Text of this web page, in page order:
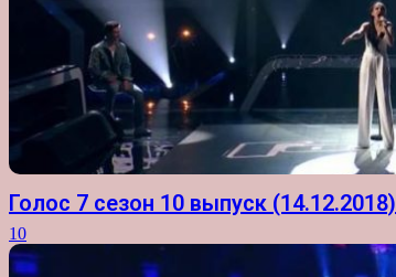
Голос 7 сезон 10 выпуск (14.12.2018)
10